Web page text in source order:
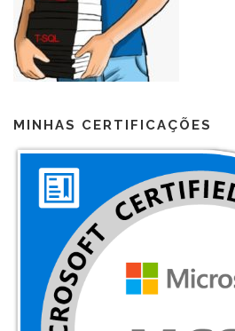
MINHAS CERTIFICAÇÕES